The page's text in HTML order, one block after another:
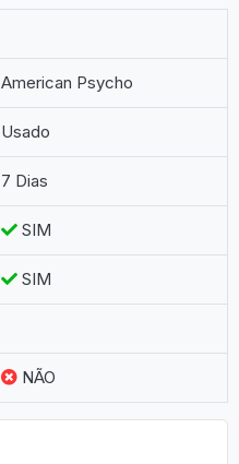
American Psycho
Usado
7 Dias
SIM
SIM
NÃO